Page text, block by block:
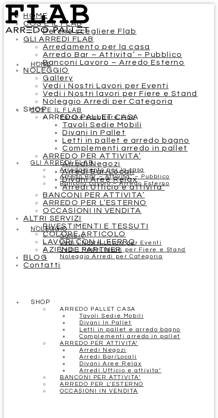
HOME
COS’E IL FLAB
Perchè scegliere Flab
GLI ARREDI FLAB
Arredamento per la casa
Arredo Bar – Attivita’ – Pubblico
Banconi Lavoro – Arredo Esterno
NOLEGGIO
Gallery
Vedi i Nostri Lavori per Eventi
Vedi i Nostri lavori per Fiere e Stand
Noleggio Arredi per Categoria
SHOP
ARREDO PALLET CASA
Tavoli Sedie Mobili
Divani In Pallet
Letti in pallet e arredo bagno
Complementi arredo in pallet
ARREDO PER ATTIVITA’
Arredi Negozi
Arredi Bar/Locali
Divani Aree Relax
Arredi Ufficio e attivita’
BANCONI PER ATTIVITA’
ARREDO PER L’ESTERNO
OCCASIONI IN VENDITA
ALTRI SERVIZI
RIVESTIMENTI E TESSUTI
COLORE ARTICOLO
LAVORI CON IL FERRO
AZIENDE PARTNER
BLOG
Contatti
HOME
COS’E IL FLAB
Perchè scegliere Flab
GLI ARREDI FLAB
Arredamento per la casa
Arredo Bar – Attivita’ – Pubblico
Banconi Lavoro – Arredo Esterno
NOLEGGIO
Gallery
Vedi i Nostri Lavori per Eventi
Vedi i Nostri lavori per Fiere e Stand
Noleggio Arredi per Categoria
SHOP
ARREDO PALLET CASA
Tavoli Sedie Mobili
Divani In Pallet
Letti in pallet e arredo bagno
Complementi arredo in pallet
ARREDO PER ATTIVITA’
Arredi Negozi
Arredi Bar/Locali
Divani Aree Relax
Arredi Ufficio e attivita’
BANCONI PER ATTIVITA’
ARREDO PER L’ESTERNO
OCCASIONI IN VENDITA